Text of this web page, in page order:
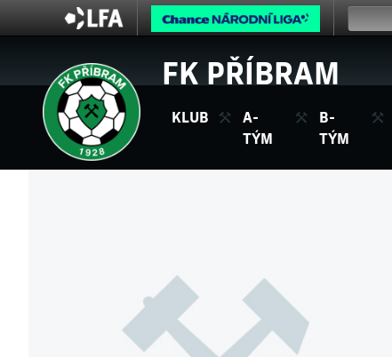
FK PŘÍBRAM
KLUB
A-
TÝM
B-
TÝM